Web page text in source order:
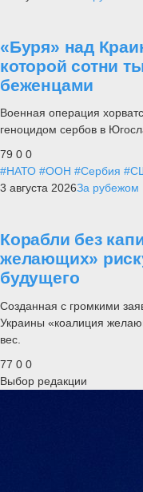
«Буря» над
которой сотни
беженцами
Военная операция
геноцидом сербов в
79 0 0
#НАТО #ООН #Сербия
3 августа 2026За рубежом
Корабли без
желающих»
будущего
Созданная с громкими
Украины «коалиция
вес.
77 0 0
Выбор редакции